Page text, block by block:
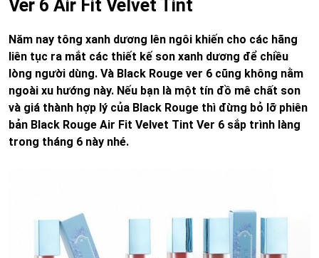
Ver 6 Air Fit Velvet Tint
Năm nay tông xanh dương lên ngôi khiến cho các hãng
liên tục ra mắt các thiết kế son xanh dương để chiều
lòng người dùng. Và Black Rouge ver 6 cũng không nằm
ngoài xu hướng này. Nếu bạn là một tín đồ mê chất son
và giá thành hợp lý của Black Rouge thì đừng bỏ lỡ phiên
bản Black Rouge Air Fit Velvet Tint Ver 6 sắp trình làng
trong tháng 6 này nhé.